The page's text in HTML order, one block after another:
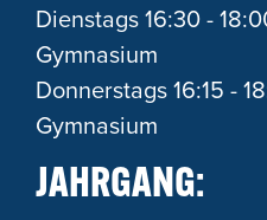
Dienstags 16:30 -
Gymnasium
Donnerstags 16:15 -
Gymnasium
JAHRGANG: